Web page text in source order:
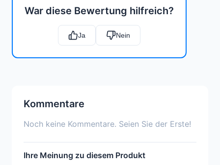
War diese Bewertung hilfreich?
Ja Nein
Kommentare
Noch keine Kommentare. Seien Sie der Erste!
Ihre Meinung zu diesem Produkt